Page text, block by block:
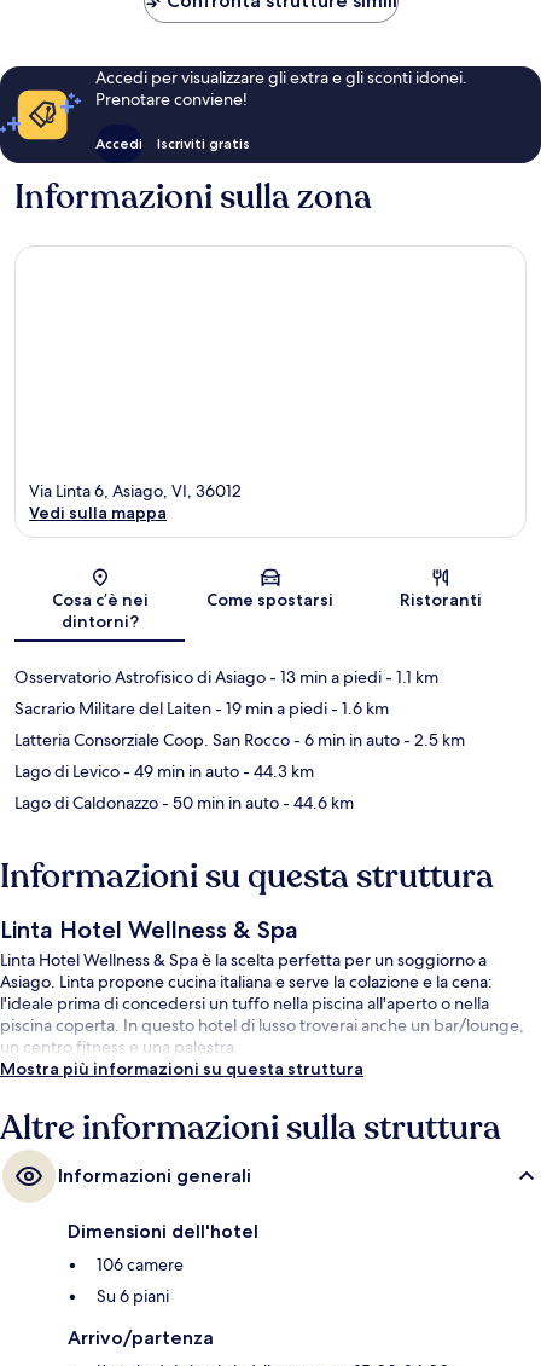
Accedi per visualizzare gli extra e gli sconti idonei.
Prenotare conviene!
Accedi Iscriviti gratis
Informazioni sulla zona
Mappa
Via Linta 6, Asiago, VI, 36012
Vedi sulla mappa
Cosa c’è nei
dintorni?
Come spostarsi Ristoranti
Osservatorio Astrofisico di Asiago- 13 min a piedi- 1.1 km
Sacrario Militare del Laiten- 19 min a piedi- 1.6 km
Latteria Consorziale Coop. San Rocco- 6 min in auto- 2.5 km
Lago di Levico- 49 min in auto- 44.3 km
Lago di Caldonazzo- 50 min in auto- 44.6 km
Informazioni su questa struttura
Linta Hotel Wellness & Spa
Linta Hotel Wellness & Spa è la scelta perfetta per un soggiorno a
Asiago. Linta propone cucina italiana e serve la colazione e la cena:
l'ideale prima di concedersi un tuffo nella piscina all'aperto o nella
piscina coperta. In questo hotel di lusso troverai anche un bar/lounge,
un centro fitness e una palestra.
Mostra più informazioni su questa struttura
Altre informazioni sulla struttura
Informazioni generali
Dimensioni dell'hotel
106 camere
Su 6 piani
Arrivo/partenza